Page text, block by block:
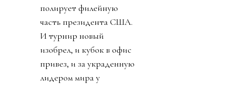
полирует филейную
часть президента США.
И турнир новый
изобрел, и кубок в офис
привез, и за украденную
лидером мира у